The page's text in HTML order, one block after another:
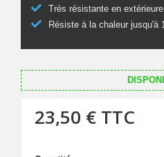
Très résistante en
Résiste à la chaleur jusqu'à
23,50 € TTC